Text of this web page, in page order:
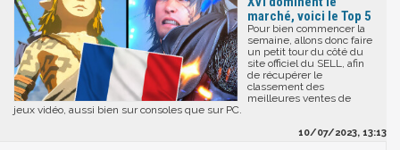
marché, voici le Top 5
Pour bien commencer la
semaine, allons donc faire
un petit tour du côté du
site officiel du SELL, afin
de récupérer le
classement des
meilleures ventes de
jeux vidéo, aussi bien sur consoles que sur PC.
10/07/2023, 13:13